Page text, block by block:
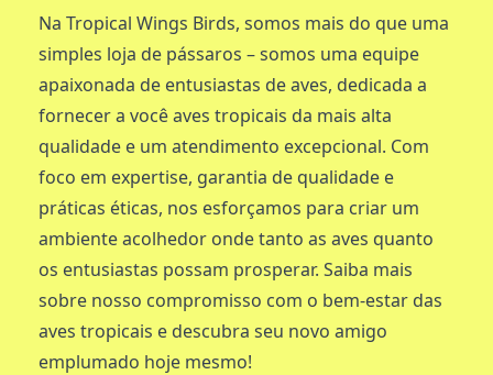
Na Tropical Wings Birds, somos mais do que uma
simples loja de pássaros – somos uma equipe
apaixonada de entusiastas de aves, dedicada a
fornecer a você aves tropicais da mais alta
qualidade e um atendimento excepcional. Com
foco em expertise, garantia de qualidade e
práticas éticas, nos esforçamos para criar um
ambiente acolhedor onde tanto as aves quanto
os entusiastas possam prosperar. Saiba mais
sobre nosso compromisso com o bem-estar das
aves tropicais e descubra seu novo amigo
emplumado hoje mesmo!